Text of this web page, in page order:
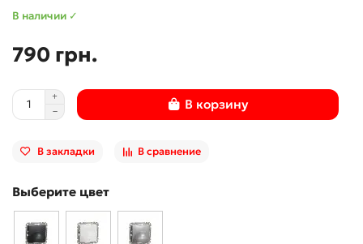
В наличии ✓
790 грн.
В корзину
В закладки В сравнение
Выберите цвет